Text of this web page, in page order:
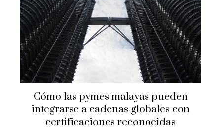
Cómo las pymes malayas pueden
integrarse a cadenas globales con
certificaciones reconocidas